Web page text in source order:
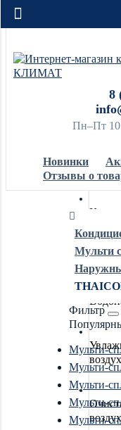
8
Пн–Пт
Новинки
Отзывы о
Мульти
Фильтр
Мульти-
Мульти-
Мульти-
Мульти-
Мульти-